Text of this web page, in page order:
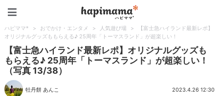
ハピママ* > おでかけ・エンタメ > 人気遊び場 >
【富士急ハイランド最新レポ】
オリジナルグッズももらえる♪ 25周年「トーマスランド」が超楽しい！
【富士急ハイランド最新レポ】オリジナルグッズも
もらえる♪ 25周年「トーマスランド」が超楽しい！
（写真 13/38）
牡丹餅 あんこ 2023.4.26 12:30